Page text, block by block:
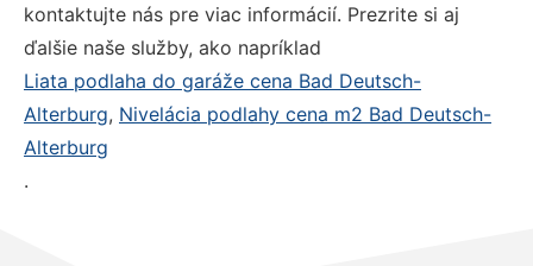
kontaktujte nás pre viac informácií. Prezrite si aj
ďalšie naše služby, ako napríklad
Liata podlaha do garáže cena Bad Deutsch-
Alterburg, Nivelácia podlahy cena m2 Bad Deutsch-
Alterburg
.